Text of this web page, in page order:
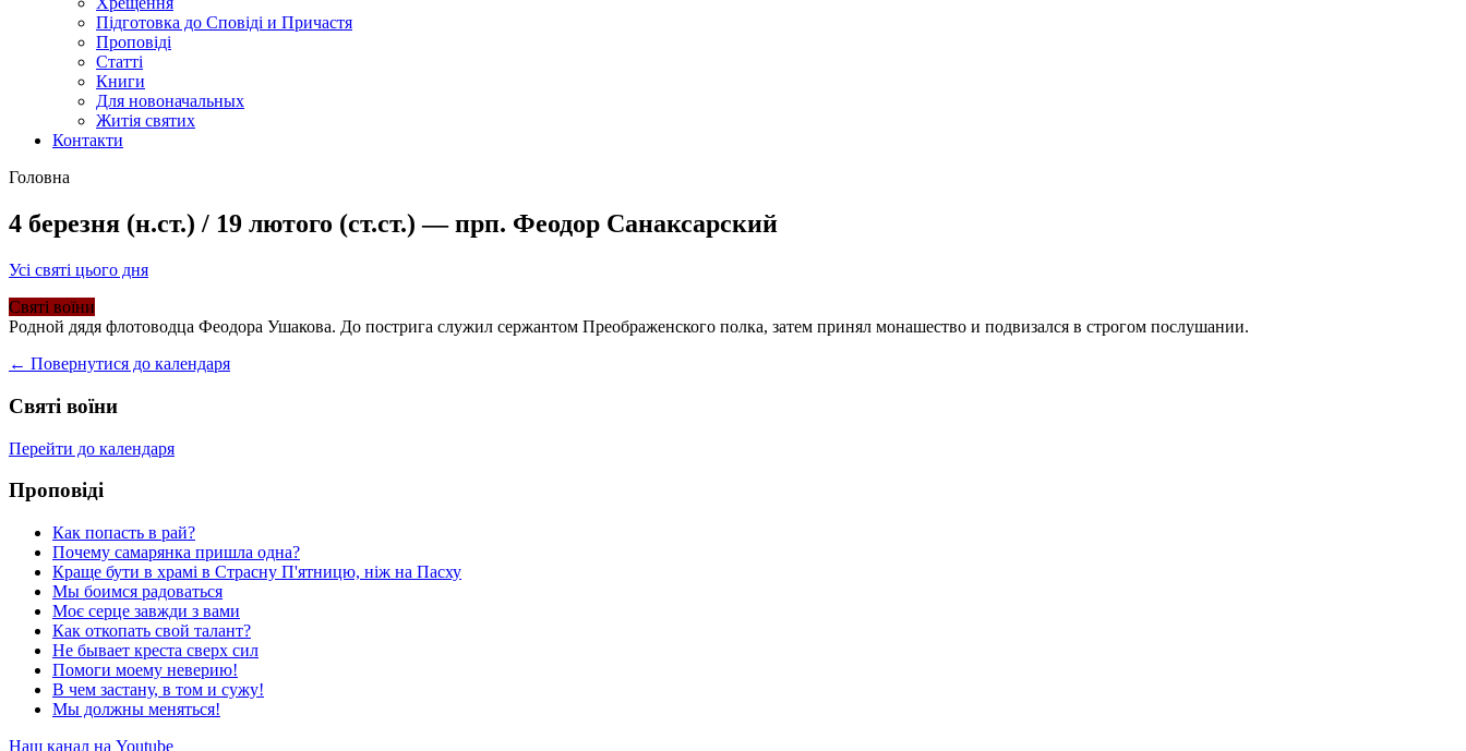
Підготовка до Сповіді и Причастя
Проповіді
Статті
Книги
Для новоначальных
Житія святих
Контакти
Головна
4 березня (н.ст.) / 19 лютого (ст.ст.) — прп. Феодор Санаксарский
Усі святі цього дня
Святі воїни
Родной дядя флотоводца Феодора Ушакова. До пострига служил сержантом Преображенского полка, затем принял монашество и подвизался в строгом послушании.
← Повернутися до календаря
Святі воїни
Перейти до календаря
Проповіді
Как попасть в рай?
Почему самарянка пришла одна?
Краще бути в храмі в Страсну П'ятницю, ніж на Пасху
Мы боимся радоваться
Моє серце завжди з вами
Как откопать свой талант?
Не бывает креста сверх сил
Помоги моему неверию!
В чем застану, в том и сужу!
Мы должны меняться!
Наш канал на Youtube